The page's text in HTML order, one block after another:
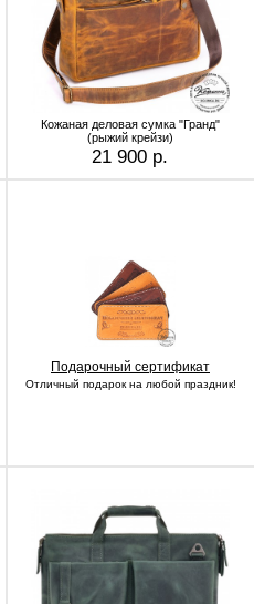
Кожаная деловая сумка "Гранд"
(рыжий крейзи)
21 900 р.
Подарочный сертификат
Отличный подарок на любой праздник!